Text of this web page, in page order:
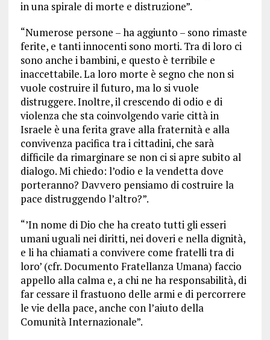
in una spirale di morte e distruzione”.
“Numerose persone – ha aggiunto – sono rimaste
ferite, e tanti innocenti sono morti. Tra di loro ci
sono anche i bambini, e questo è terribile e
inaccettabile. La loro morte è segno che non si
vuole costruire il futuro, ma lo si vuole
distruggere. Inoltre, il crescendo di odio e di
violenza che sta coinvolgendo varie città in
Israele è una ferita grave alla fraternità e alla
convivenza pacifica tra i cittadini, che sarà
difficile da rimarginare se non ci si apre subito al
dialogo. Mi chiedo: l’odio e la vendetta dove
porteranno? Davvero pensiamo di costruire la
pace distruggendo l’altro?”.
“’In nome di Dio che ha creato tutti gli esseri
umani uguali nei diritti, nei doveri e nella dignità,
e li ha chiamati a convivere come fratelli tra di
loro’ (cfr. Documento Fratellanza Umana) faccio
appello alla calma e, a chi ne ha responsabilità, di
far cessare il frastuono delle armi e di percorrere
le vie della pace, anche con l’aiuto della
Comunità Internazionale”.